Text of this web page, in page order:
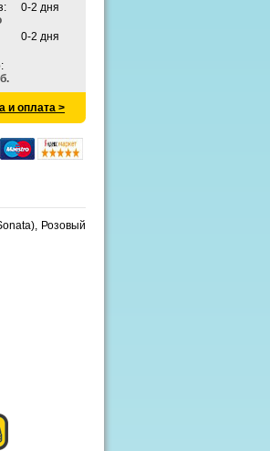
0-2 дня
0-2 дня
и оплата >
Розовый